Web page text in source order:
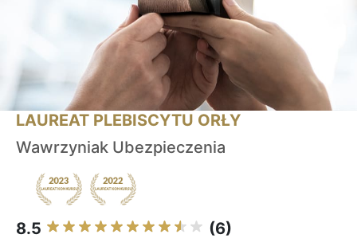
LAUREAT PLEBISCYTU ORŁY
Wawrzyniak Ubezpieczenia
8.5 (6)